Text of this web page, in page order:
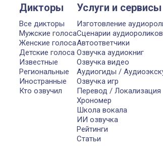
Дикторы
Все дикторы
Мужские голоса
Женские голоса
Детские голоса
Известные
Региональные
Иностранные
Кто озвучил
Услуги и сервисы
Изготовление
Сценарии аудиороликов
Автоответчики
Озвучка аудиокниг
Озвучка видео
Аудиогиды /
Озвучка игр
Перевод / Локализация
Хрономер
Школа вокала
ИИ озвучка
Рейтинги
Статьи